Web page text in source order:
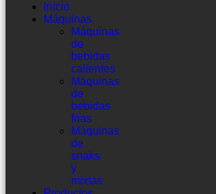
Inicio
Máquinas
Máquinas
de
bebidas
calientes
Máquinas
de
bebidas
frias
Máquinas
de
snaks
y
mixtas